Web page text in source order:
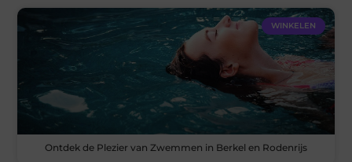
WINKELEN
Ontdek de Plezier van Zwemmen in Berkel en Rodenrijs